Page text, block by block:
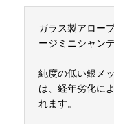
ガラス製アロー
ージミニシャン
純度の低い銀メ
は、経年劣化に
れます。